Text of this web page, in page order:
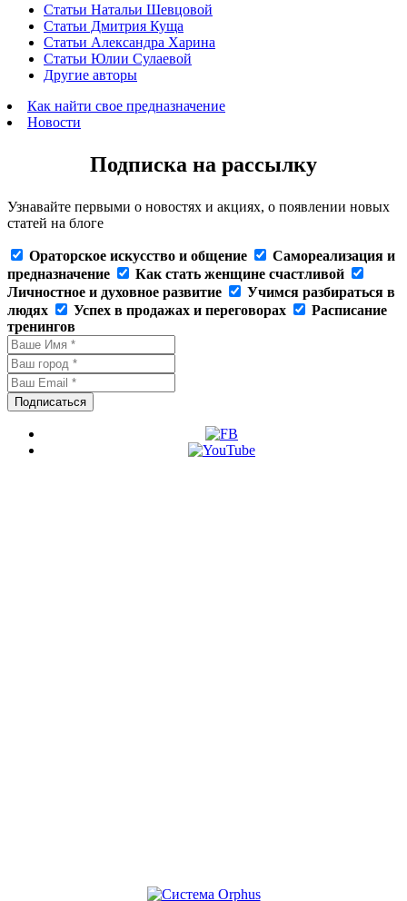
Статьи Натальи Шевцовой
Статьи Дмитрия Куща
Статьи Александра Харина
Статьи Юлии Сулаевой
Другие авторы
Как найти свое предназначение
Новости
Подписка на рассылку
Узнавайте первыми о новостях и акциях, о появлении новых
статей на блоге
Ораторское искусство и общение
Самореализация и
предназначение
Как стать женщине счастливой
Личностное и духовное развитие
Учимся разбираться в
людях
Успех в продажах и переговорах
Расписание
тренингов